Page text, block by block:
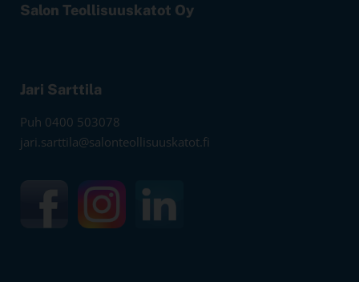
Salon Teollisuuskatot Oy
Jari Sarttila
Puh 0400 503078
jari.sarttila@salonteollisuuskatot.fi